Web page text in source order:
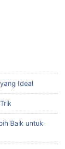
Ideal
Baik untuk